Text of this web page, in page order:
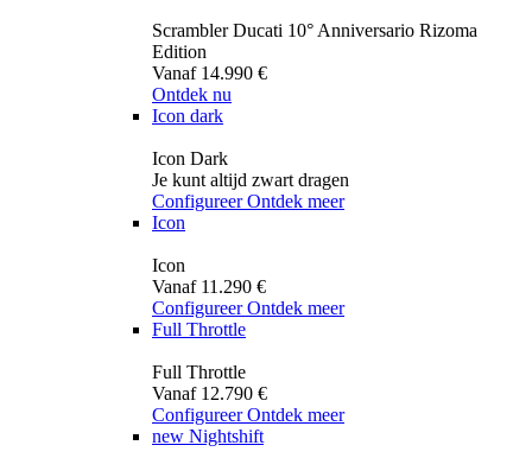
Scrambler Ducati 10° Anniversario Rizoma
Edition
Vanaf 14.990 €
Ontdek nu
Icon dark
Icon Dark
Je kunt altijd zwart dragen
Configureer Ontdek meer
Icon
Icon
Vanaf 11.290 €
Configureer Ontdek meer
Full Throttle
Full Throttle
Vanaf 12.790 €
Configureer Ontdek meer
new Nightshift